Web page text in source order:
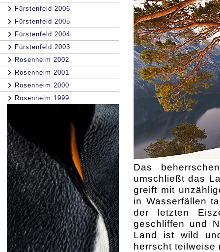
Fürstenfeld 2006
Fürstenfeld 2005
Fürstenfeld 2004
Fürstenfeld 2003
Rosenheim 2002
Rosenheim 2001
Rosenheim 2000
Rosenheim 1999
Das
umschließt das
greift mit
in Wasserfällen
der letzten
geschliffen und
Land ist wild
herrscht teilweise